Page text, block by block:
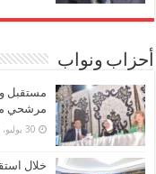
أحزاب ونواب
مستقبل
مرشحي
30 يوليو، 2025
خلال